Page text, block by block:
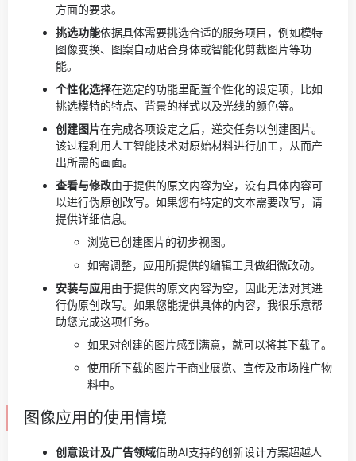
方面的要求。
挑选功能依据具体需要挑选合适的服务项目，例如模特
图像变换、图案自动贴合身体或智能化剪裁图片等功
能。
个性化选择在选定的功能里配置个性化的设定项，比如
挑选模特的特点、背景的样式以及光线的颜色等。
创建图片在完成各项设定之后，递交任务以创建图片。
该过程利用人工智能技术对原始材料进行加工，从而产
出所需的画面。
查看与修改由于提供的原文内容为空，没有具体内容可
以进行伪原创改写。如果您有特定的文本需要改写，请
提供详细信息。
浏览已创建图片的初步视图。
如需调整，应用所提供的编辑工具做细微改动。
安装与应用由于提供的原文内容为空，因此无法对其进
行伪原创改写。如果您能提供具体的内容，我很乐意帮
助您完成这项任务。
如果对创建的图片感到满意，就可以将其下载了。
使用所下载的图片于商业展览、宣传及市场推广物
料中。
图像应用的使用情境
创意设计及广告领域借助AI支持的创新设计方案超越人